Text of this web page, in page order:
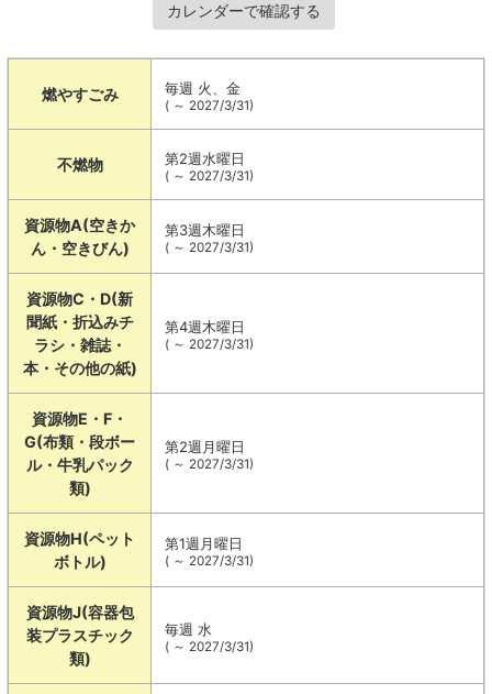
カレンダーで確認する
燃やすごみ 毎週 火、金
( ～ 2027/3/31)
不燃物 第2週水曜日
( ～ 2027/3/31)
資源物A(空きか
ん・空きびん)
第3週木曜日
( ～ 2027/3/31)
資源物C・D(新
聞紙・折込みチ
ラシ・雑誌・
本・その他の紙)
第4週木曜日
( ～ 2027/3/31)
資源物E・F・
G(布類・段ボー
ル・牛乳パック
類)
第2週月曜日
( ～ 2027/3/31)
資源物H(ペット
ボトル)
第1週月曜日
( ～ 2027/3/31)
資源物J(容器包
装プラスチック
類)
毎週 水
( ～ 2027/3/31)